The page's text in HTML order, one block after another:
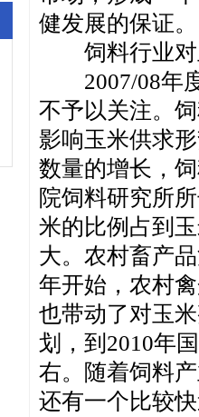
健发展的保证。
饲料行业对
2007/08年度
不予以关注。
影响玉米供求
数量的增长，
院饲料研究所
米的比例占到
大。农村畜产
年开始，农村
也带动了对玉
划，到2010年
右。随着饲料
还有一个比较